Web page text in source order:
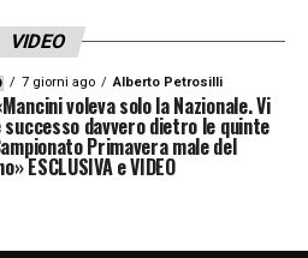
così un’occasione
le società
mercato con obiettivi
le rispettive rose.
VIDEO
7 giorni ago Alberto Petrosilli
voleva solo la Nazionale. Vi
successo davvero dietro le quinte
Primavera male del
ESCLUSIVA e VIDEO